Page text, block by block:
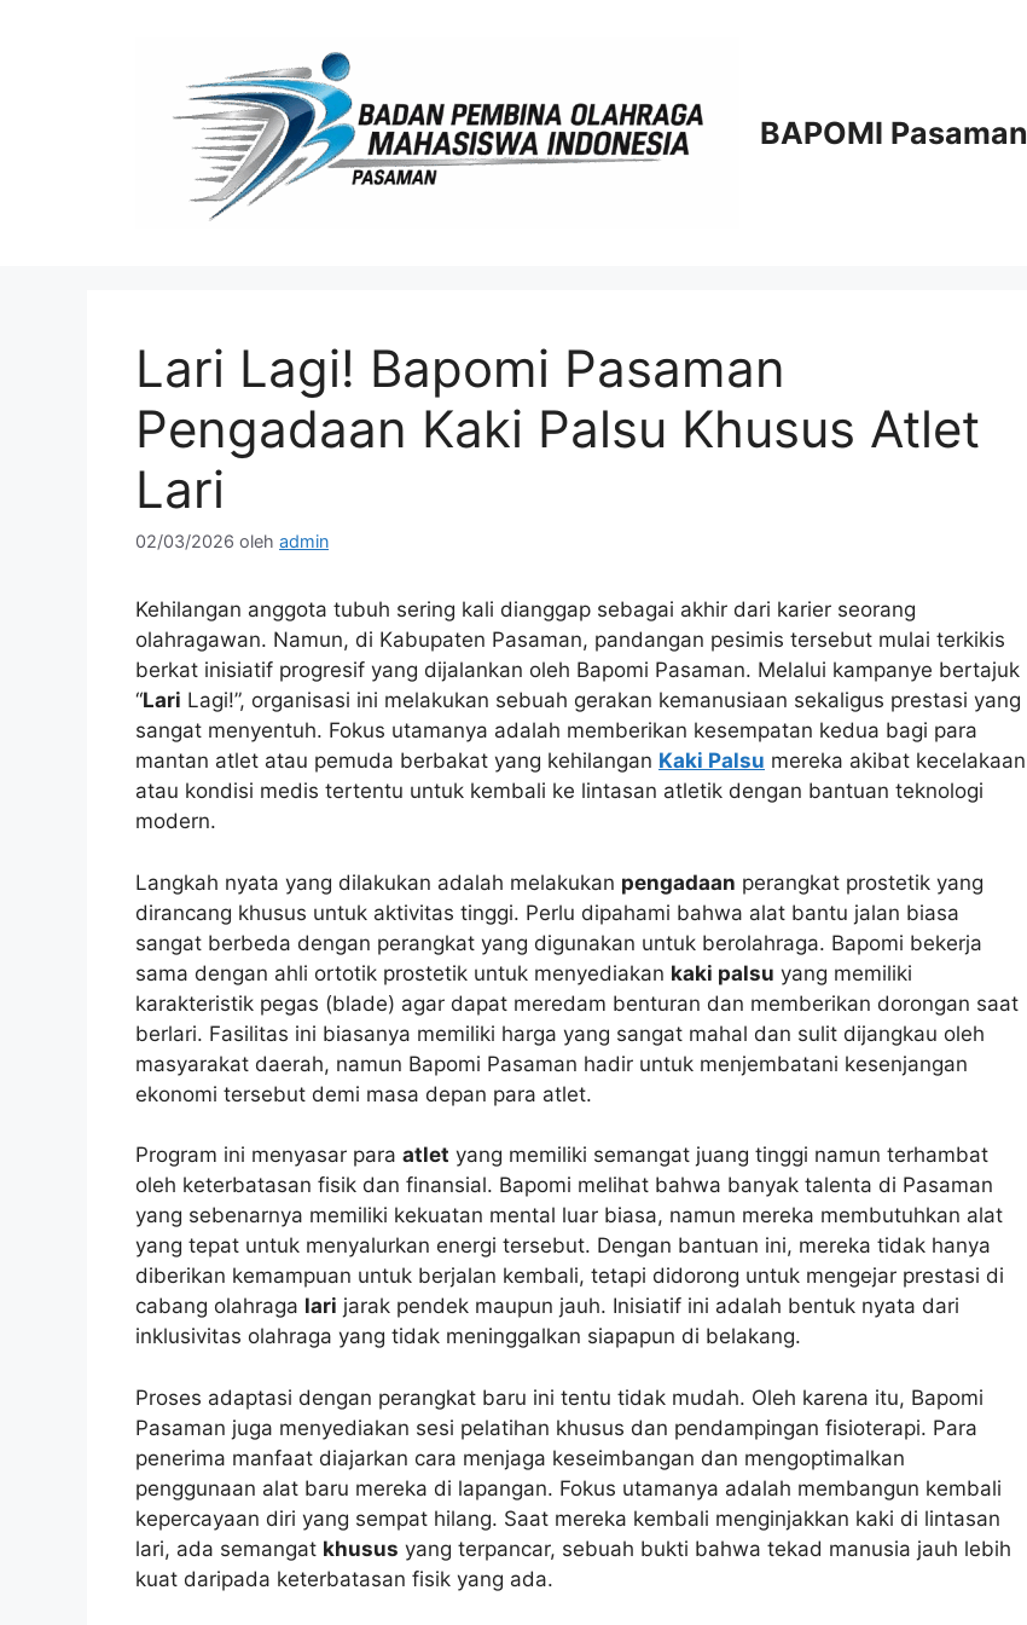
BAPOMI Pasaman
Lari Lagi! Bapomi Pasaman
Pengadaan Kaki Palsu Khusus Atlet
Lari
02/03/2026 oleh admin
Kehilangan anggota tubuh sering kali dianggap sebagai akhir dari karier seorang
olahragawan. Namun, di Kabupaten Pasaman, pandangan pesimis tersebut mulai terkikis
berkat inisiatif progresif yang dijalankan oleh Bapomi Pasaman. Melalui kampanye bertajuk
“Lari Lagi!”, organisasi ini melakukan sebuah gerakan kemanusiaan sekaligus prestasi yang
sangat menyentuh. Fokus utamanya adalah memberikan kesempatan kedua bagi para
mantan atlet atau pemuda berbakat yang kehilangan Kaki Palsu mereka akibat kecelakaan
atau kondisi medis tertentu untuk kembali ke lintasan atletik dengan bantuan teknologi
modern.
Langkah nyata yang dilakukan adalah melakukan pengadaan perangkat prostetik yang
dirancang khusus untuk aktivitas tinggi. Perlu dipahami bahwa alat bantu jalan biasa
sangat berbeda dengan perangkat yang digunakan untuk berolahraga. Bapomi bekerja
sama dengan ahli ortotik prostetik untuk menyediakan kaki palsu yang memiliki
karakteristik pegas (blade) agar dapat meredam benturan dan memberikan dorongan saat
berlari. Fasilitas ini biasanya memiliki harga yang sangat mahal dan sulit dijangkau oleh
masyarakat daerah, namun Bapomi Pasaman hadir untuk menjembatani kesenjangan
ekonomi tersebut demi masa depan para atlet.
Program ini menyasar para atlet yang memiliki semangat juang tinggi namun terhambat
oleh keterbatasan fisik dan finansial. Bapomi melihat bahwa banyak talenta di Pasaman
yang sebenarnya memiliki kekuatan mental luar biasa, namun mereka membutuhkan alat
yang tepat untuk menyalurkan energi tersebut. Dengan bantuan ini, mereka tidak hanya
diberikan kemampuan untuk berjalan kembali, tetapi didorong untuk mengejar prestasi di
cabang olahraga lari jarak pendek maupun jauh. Inisiatif ini adalah bentuk nyata dari
inklusivitas olahraga yang tidak meninggalkan siapapun di belakang.
Proses adaptasi dengan perangkat baru ini tentu tidak mudah. Oleh karena itu, Bapomi
Pasaman juga menyediakan sesi pelatihan khusus dan pendampingan fisioterapi. Para
penerima manfaat diajarkan cara menjaga keseimbangan dan mengoptimalkan
penggunaan alat baru mereka di lapangan. Fokus utamanya adalah membangun kembali
kepercayaan diri yang sempat hilang. Saat mereka kembali menginjakkan kaki di lintasan
lari, ada semangat khusus yang terpancar, sebuah bukti bahwa tekad manusia jauh lebih
kuat daripada keterbatasan fisik yang ada.